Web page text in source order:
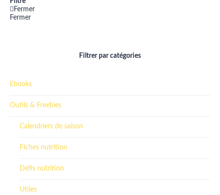
Fermer
Fermer
Filtrer par catégories
Ebooks
Outils & Freebies
Calendriers de saison
Fiches nutrition
Défis nutrition
Utiles